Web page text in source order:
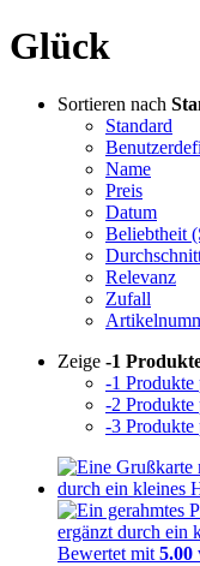
Glück
Sortieren nach
Standard
Name
Preis
Datum
Beliebtheit
Relevanz
Zufall
Zeige -1
-1 Produkte
-2 Produkte
-3 Produkte
Bewertet mit 5.00